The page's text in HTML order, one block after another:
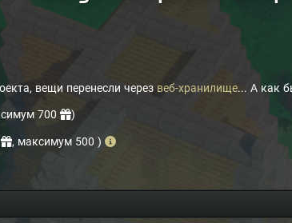
вещи перенесли через веб-хранилище... А как
700 )
, максимум 500 )